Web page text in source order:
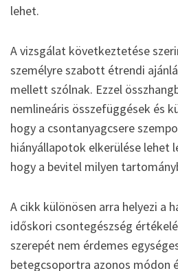
lehet.
A vizsgálat következtetése
személyre szabott étrendi
mellett szólnak. Ezzel
nemlineáris összefüggések és
hogy a csontanyagcsere
hiányállapotok elkerülése lehet
hogy a bevitel milyen
A cikk különösen arra helyezi a
időskori csontegészség
szerepét nem érdemes
betegcsoportra azonos módon